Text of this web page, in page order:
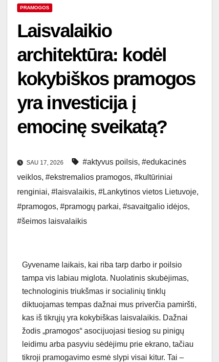
PRAMOGOS
Laisvalaikio
architektūra: kodėl
kokybiškos pramogos
yra investicija į
emocinę sveikatą?
SAU 17, 2026 #aktyvus poilsis, #edukacinės
veiklos, #ekstremalios pramogos, #kultūriniai
renginiai, #laisvalaikis, #Lankytinos vietos Lietuvoje,
#pramogos, #pramogų parkai, #savaitgalio idėjos,
#šeimos laisvalaikis
Gyvename laikais, kai riba tarp darbo ir poilsio
tampa vis labiau miglota. Nuolatinis skubėjimas,
technologinis triukšmas ir socialinių tinklų
diktuojamas tempas dažnai mus priverčia pamiršti,
kas iš tikrųjų yra kokybiškas laisvalaikis. Dažnai
žodis „pramogos“ asocijuojasi tiesiog su pinigų
leidimu arba pasyviu sėdėjimu prie ekrano, tačiau
tikroji pramogavimo esmė slypi visai kitur. Tai –